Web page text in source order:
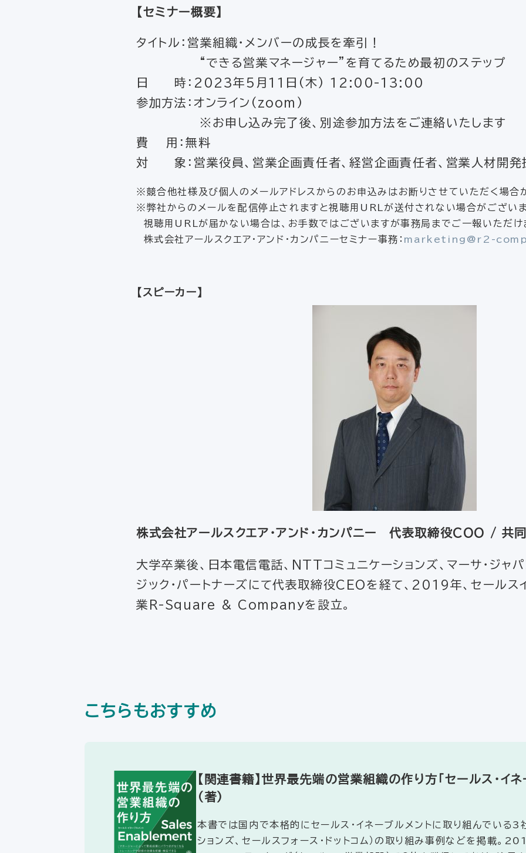
【セミナー概要】
タイトル：営業組織・メンバーの成長を牽引！
“できる営業マネージャー”を育てるため最初のステップ
日 時：2023年5月11日(木) 12:00-13:00
参加方法：オンライン(zoom)
※お申し込み完了後、別途参加方法をご連絡いたします
費 用：無料
対 象：営業役員、営業企画責任者、経営企画責任者、営業人材開発
※競合他社様及び個人のメールアドレスからのお申込みはお断りさせていただく場合
※弊社からのメールを配信停止されますと視聴用URLが送付されない場合がございま
視聴用URLが届かない場合は、お手数ではございますが事務局までご一報いただ
株式会社アールスクエア・アンド・カンパニーセミナー事務： marketing@r2-
【スピーカー】
株式会社アールスクエア・アンド・カンパニー 代表取締役COO /
大学卒業後、日本電信電話、NTTコミュニケーションズ、マーサ・ジャパ
ジック・パートナーズにて代表取締役CEOを経て、2019年、セールス
業R-Square & Companyを設立。
こちらもおすすめ
【関連書籍】世界最先端の営業組織の作り方「セールス・イ
（著）
本書では国内で本格的にセールス・イネーブルメントに取り組んでいる
ションズ、セールスフォース・ドットコム）の取り組み事例などを掲載